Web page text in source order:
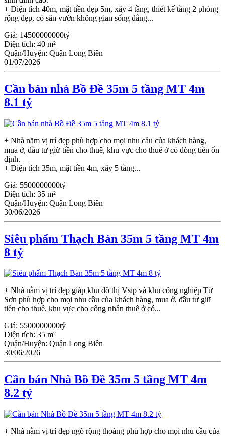
+ Diện tích 40m, mặt tiền đẹp 5m, xây 4 tầng, thiết kế tầng 2 phòng
rộng đẹp, có sân vườn không gian sống đẳng...
Giá: 14500000000tỷ
Diện tích: 40 m²
Quận/Huyện: Quận Long Biên
01/07/2026
Cần bán nhà Bồ Đề 35m 5 tầng MT 4m
8.1 tỷ
+ Nhà nằm vị trí đẹp phù hợp cho mọi nhu cầu của khách hàng,
mua ở, đầu tư giữ tiền cho thuê, khu vực cho thuê ở có dòng tiền ổn
định.
+ Diện tích 35m, mặt tiền 4m, xây 5 tầng...
Giá: 5500000000tỷ
Diện tích: 35 m²
Quận/Huyện: Quận Long Biên
30/06/2026
Siêu phẩm Thạch Bàn 35m 5 tầng MT 4m
8 tỷ
+ Nhà nằm vị trí đẹp giáp khu đô thị Vsip và khu công nghiệp Từ
Sơn phù hợp cho mọi nhu cầu của khách hàng, mua ở, đầu tư giữ
tiền cho thuê, khu vực cho công nhân thuê ở có...
Giá: 5500000000tỷ
Diện tích: 35 m²
Quận/Huyện: Quận Long Biên
30/06/2026
Cần bán Nhà Bồ Đề 35m 5 tầng MT 4m
8.2 tỷ
+ Nhà nằm vị trí đẹp ngõ rộng thoáng phù hợp cho mọi nhu cầu của